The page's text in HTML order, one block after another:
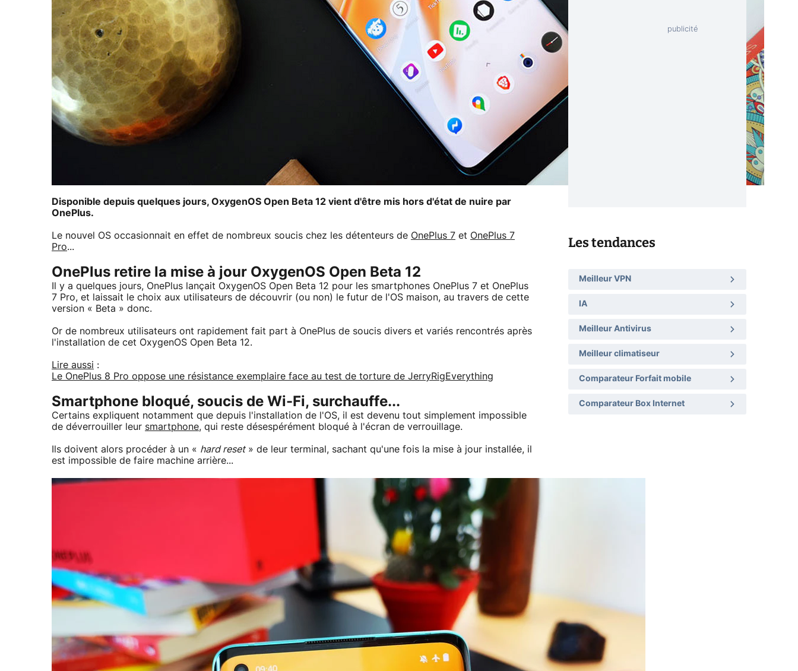
Disponible depuis quelques jours, OxygenOS Open Beta 12 vient d'être mis hors d'état de nuire par
OnePlus.
Le nouvel OS occasionnait en effet de nombreux soucis chez les détenteurs de OnePlus 7 et OnePlus 7
Pro...
OnePlus retire la mise à jour OxygenOS Open Beta 12
Il y a quelques jours, OnePlus lançait OxygenOS Open Beta 12 pour les smartphones OnePlus 7 et OnePlus
7 Pro, et laissait le choix aux utilisateurs de découvrir (ou non) le futur de l'OS maison, au travers de cette
version « Beta » donc.
Or de nombreux utilisateurs ont rapidement fait part à OnePlus de soucis divers et variés rencontrés après
l'installation de cet OxygenOS Open Beta 12.
Lire aussi :
Le OnePlus 8 Pro oppose une résistance exemplaire face au test de torture de JerryRigEverything
Smartphone bloqué, soucis de Wi-Fi, surchauffe...
Certains expliquent notamment que depuis l'installation de l'OS, il est devenu tout simplement impossible
de déverrouiller leur smartphone, qui reste désespérément bloqué à l'écran de verrouillage.
Ils doivent alors procéder à un « hard reset» de leur terminal, sachant qu'une fois la mise à jour installée, il
est impossible de faire machine arrière...
Les tendances
Meilleur VPN
IA
Meilleur Antivirus
Meilleur climatiseur
Comparateur Forfait mobile
Comparateur Box Internet